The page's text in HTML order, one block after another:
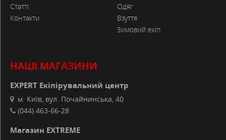
Статті
Контакти
Одяг
Взуття
Зимовий екіп
НАШІ МАГАЗИНИ
EXPERT Екіпірувальний центр
м. Київ, вул. Почайнинська, 40
(044) 463-66-28
Магазин EXTREME